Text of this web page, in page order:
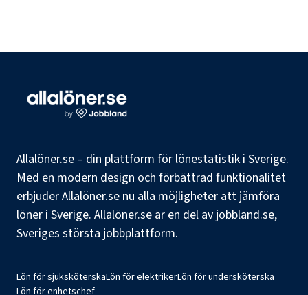
Allalöner.se – din plattform för lönestatistik i Sverige.
Med en modern design och förbättrad funktionalitet
erbjuder Allalöner.se nu alla möjligheter att jämföra
löner i Sverige. Allalöner.se är en del av jobbland.se,
Sveriges största jobbplattform.
Lön för sjuksköterskaLön för elektrikerLön för undersköterska
Lön för enhetschef